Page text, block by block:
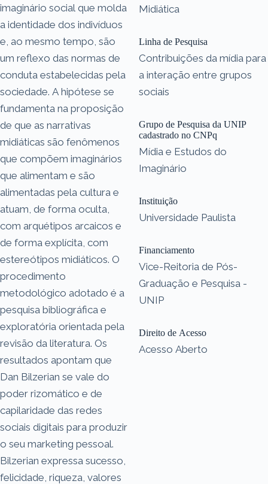
imaginário social que molda
a identidade dos indivíduos
e, ao mesmo tempo, são
um reflexo das normas de
conduta estabelecidas pela
sociedade. A hipótese se
fundamenta na proposição
de que as narrativas
midiáticas são fenômenos
que compõem imaginários
que alimentam e são
alimentadas pela cultura e
atuam, de forma oculta,
com arquétipos arcaicos e
de forma explícita, com
estereótipos midiáticos. O
procedimento
metodológico adotado é a
pesquisa bibliográfica e
exploratória orientada pela
revisão da literatura. Os
resultados apontam que
Dan Bilzerian se vale do
poder rizomático e de
capilaridade das redes
sociais digitais para produzir
o seu marketing pessoal.
Bilzerian expressa sucesso,
felicidade, riqueza, valores
Midiática
Linha de Pesquisa
Contribuições da mídia para
a interação entre grupos
sociais
Grupo de Pesquisa da UNIP
cadastrado no CNPq
Mídia e Estudos do
Imaginário
Instituição
Universidade Paulista
Financiamento
Vice-Reitoria de Pós-
Graduação e Pesquisa -
UNIP
Direito de Acesso
Acesso Aberto